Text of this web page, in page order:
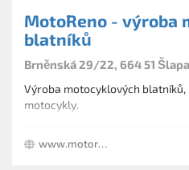
MotoReno - výroba
blatníků
Brněnská 29/22, 664 51
Výroba motocyklových
motocykly.
www.motoreno.cz